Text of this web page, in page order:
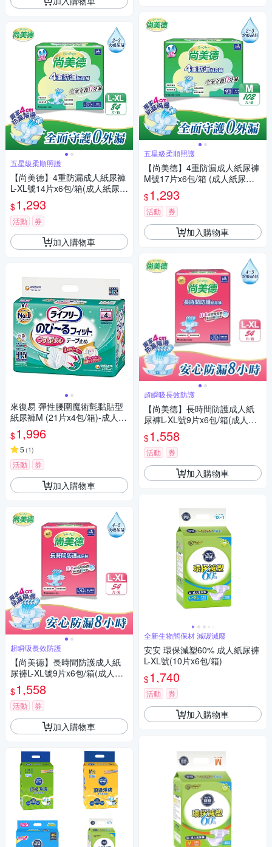
五星級柔順照護
【尚美德】4重防漏成人紙尿褲
L-XL號14片x6包/箱(成人紙尿褲
黏貼式 日用)
$1,293
活動 券
加入購物車
來復易 彈性腰圍魔術氈黏貼型
紙尿褲M (21片x4包/箱)-成人紙
尿褲
$1,996
5 (1)
活動 券
加入購物車
超瞬吸長效防護
【尚美德】長時間防護成人紙
尿褲L-XL號9片x6包/箱(成人紙
尿褲 黏貼式 夜用)
$1,558
活動 券
加入購物車
五星級柔順照護
【尚美德】4重防漏成人紙尿褲
M號17片x6包/箱 (成人紙尿褲
黏貼式 日用)
$1,293
活動 券
加入購物車
超瞬吸長效防護
【尚美德】長時間防護成人紙
尿褲L-XL號9片x6包/箱(成人紙
尿褲 黏貼式 夜用)
$1,558
活動 券
加入購物車
全新生物態保材 減碳減廢
安安 環保減塑60% 成人紙尿褲
L-XL號(10片x6包/箱)
$1,740
活動 券
加入購物車